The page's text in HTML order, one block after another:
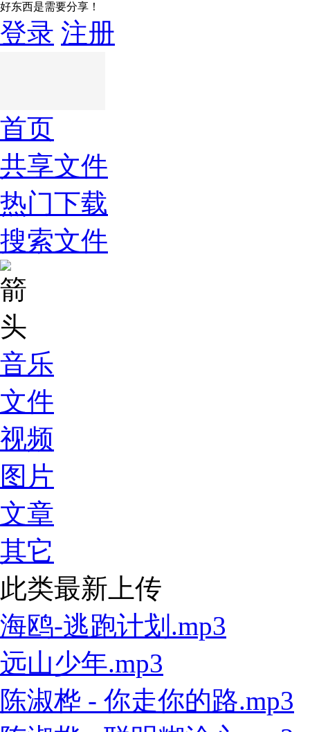
好东西是需要分享！
登录 注册
首页
共享文件
热门下载
搜索文件
音乐
文件
视频
图片
文章
其它
此类最新上传
海鸥-逃跑计划.mp3
远山少年.mp3
陈淑桦 - 你走你的路.mp3